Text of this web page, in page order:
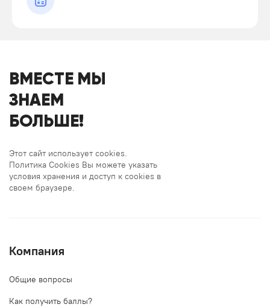
ВМЕСТЕ МЫ
ЗНАЕМ
БОЛЬШЕ!
Этот сайт использует cookies.
Политика Cookies Вы можете указать
условия хранения и доступ к cookies в
своем браузере.
Компания
Общие вопросы
Как получить баллы?